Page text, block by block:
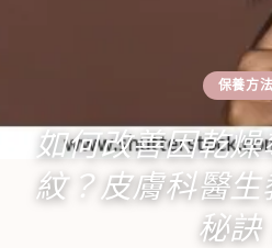
保養方法
如何改善因乾
紋？皮膚科醫
秘訣